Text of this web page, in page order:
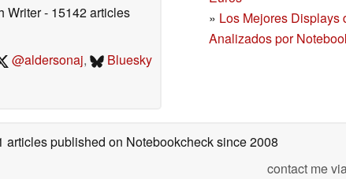
» Los Mejores Displays
Analizados por
Writer- 15142 articles
@aldersonaj, Bluesky
articles published on Notebookchecksince 2008
contact me